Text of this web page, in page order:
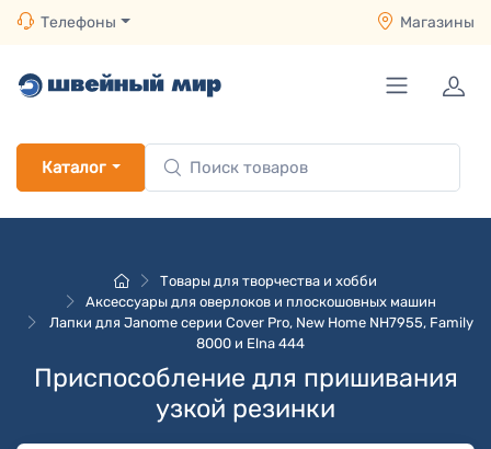
Телефоны Магазины
Каталог
Товары для творчества и хобби
Аксессуары для оверлоков и плоскошовных машин
Лапки для Janome серии Cover Pro, New Home NH7955, Family
8000 и Elna 444
Приспособление для пришивания
узкой резинки